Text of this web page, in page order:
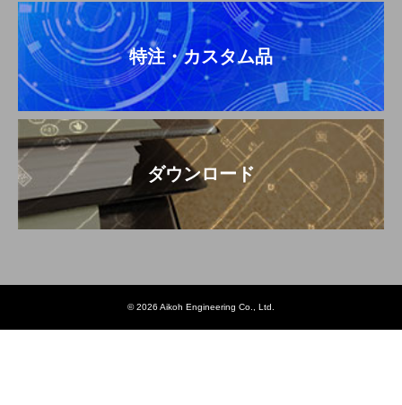
特注・カスタム品
ダウンロード
© 2026 Aikoh Engineering Co., Ltd.